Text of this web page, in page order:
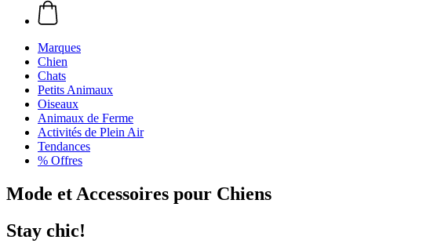
Marques
Chien
Chats
Petits Animaux
Oiseaux
Animaux de Ferme
Activités de Plein Air
Tendances
% Offres
Mode et Accessoires pour Chiens
Stay chic!